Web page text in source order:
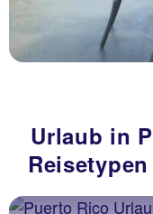
Urlaub in